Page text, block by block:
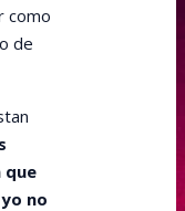
como
de
que
no